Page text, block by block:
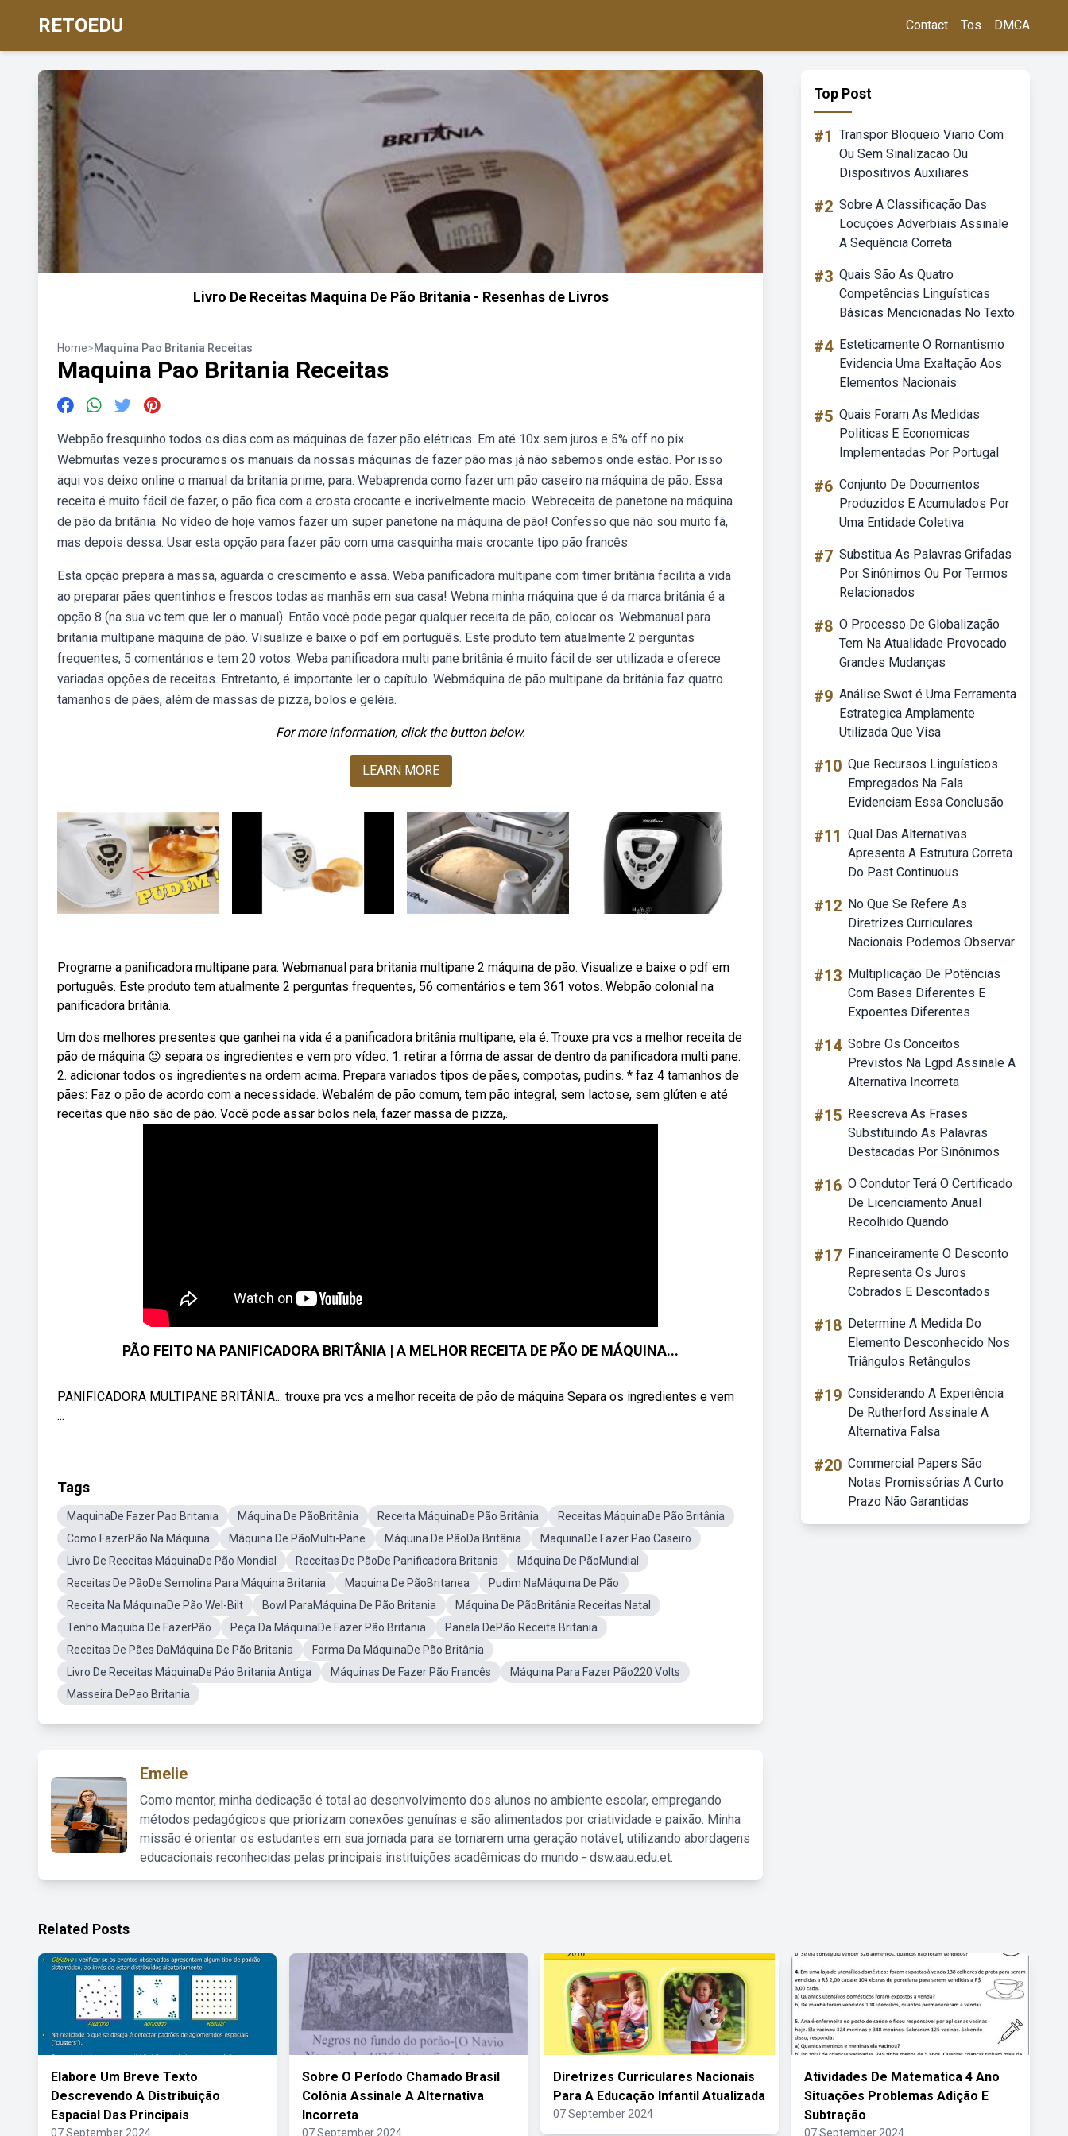
RETOEDU Contact Tos DMCA
Livro De Receitas Maquina De Pão Britania - Resenhas de Livros
Home>Maquina Pao Britania Receitas
Maquina Pao Britania Receitas
Webpão fresquinho todos os dias com as máquinas de fazer pão elétricas. Em até 10x sem juros e 5% off no pix.
Webmuitas vezes procuramos os manuais da nossas máquinas de fazer pão mas já não sabemos onde estão. Por isso
aqui vos deixo online o manual da britania prime, para. Webaprenda como fazer um pão caseiro na máquina de pão. Essa
receita é muito fácil de fazer, o pão fica com a crosta crocante e incrivelmente macio. Webreceita de panetone na máquina
de pão da britânia. No vídeo de hoje vamos fazer um super panetone na máquina de pão! Confesso que não sou muito fã,
mas depois dessa. Usar esta opção para fazer pão com uma casquinha mais crocante tipo pão francês.
Esta opção prepara a massa, aguarda o crescimento e assa. Weba panificadora multipane com timer britânia facilita a vida
ao preparar pães quentinhos e frescos todas as manhãs em sua casa! Webna minha máquina que é da marca britânia é a
opção 8 (na sua vc tem que ler o manual). Então você pode pegar qualquer receita de pão, colocar os. Webmanual para
britania multipane máquina de pão. Visualize e baixe o pdf em português. Este produto tem atualmente 2 perguntas
frequentes, 5 comentários e tem 20 votos. Weba panificadora multi pane britânia é muito fácil de ser utilizada e oferece
variadas opções de receitas. Entretanto, é importante ler o capítulo. Webmáquina de pão multipane da britânia faz quatro
tamanhos de pães, além de massas de pizza, bolos e geléia.
For more information, click the button below.
LEARN MORE
Programe a panificadora multipane para. Webmanual para britania multipane 2 máquina de pão. Visualize e baixe o pdf em
português. Este produto tem atualmente 2 perguntas frequentes, 56 comentários e tem 361 votos. Webpão colonial na
panificadora britânia.
Um dos melhores presentes que ganhei na vida é a panificadora britânia multipane, ela é. Trouxe pra vcs a melhor receita de
pão de máquina 😍 separa os ingredientes e vem pro vídeo. 1. retirar a fôrma de assar de dentro da panificadora multi pane.
2. adicionar todos os ingredientes na ordem acima. Prepara variados tipos de pães, compotas, pudins. * faz 4 tamanhos de
pães: Faz o pão de acordo com a necessidade. Webalém de pão comum, tem pão integral, sem lactose, sem glúten e até
receitas que não são de pão. Você pode assar bolos nela, fazer massa de pizza,.
PÃO FEITO NA PANIFICADORA BRITÂNIA | A MELHOR RECEITA DE PÃO DE MÁQUINA...
PANIFICADORA MULTIPANE BRITÂNIA... trouxe pra vcs a melhor receita de pão de máquina Separa os ingredientes e vem
...
Tags
MaquinaDe Fazer Pao Britania Máquina De PãoBritânia Receita MáquinaDe Pão Britânia
Receitas MáquinaDe Pão Britânia
Como FazerPão Na Máquina
Máquina De PãoMulti-Pane Máquina De PãoDa Britânia
MaquinaDe Fazer Pao Caseiro
Livro De Receitas MáquinaDe Pão Mondial
Receitas De PãoDe Panificadora Britania
Máquina De PãoMundial
Receitas De PãoDe Semolina Para Máquina Britania
Maquina De PãoBritanea
Pudim NaMáquina De Pão
Receita Na MáquinaDe Pão Wel-Bilt
Bowl ParaMáquina De Pão Britania
Máquina De PãoBritânia Receitas Natal
Tenho Maquiba De FazerPão
Peça Da MáquinaDe Fazer Pão Britania
Panela DePão Receita Britania
Receitas De Pães DaMáquina De Pão Britania
Forma Da MáquinaDe Pão Britânia
Livro De Receitas MáquinaDe Páo Britania Antiga
Máquinas De Fazer Pão Francês
Máquina Para Fazer Pão220 Volts
Masseira DePao Britania
Emelie
Como mentor, minha dedicação é total ao desenvolvimento dos alunos no ambiente escolar, empregando
métodos pedagógicos que priorizam conexões genuínas e são alimentados por criatividade e paixão. Minha
missão é orientar os estudantes em sua jornada para se tornarem uma geração notável, utilizando abordagens
educacionais reconhecidas pelas principais instituições acadêmicas do mundo - dsw.aau.edu.et.
Top Post
#1 Transpor Bloqueio Viario Com
Ou Sem Sinalizacao Ou
Dispositivos Auxiliares
#2 Sobre A Classificação Das
Locuções Adverbiais Assinale
A Sequência Correta
#3 Quais São As Quatro
Competências Linguísticas
Básicas Mencionadas No Texto
#4 Esteticamente O Romantismo
Evidencia Uma Exaltação Aos
Elementos Nacionais
#5 Quais Foram As Medidas
Politicas E Economicas
Implementadas Por Portugal
#6 Conjunto De Documentos
Produzidos E Acumulados Por
Uma Entidade Coletiva
#7 Substitua As Palavras Grifadas
Por Sinônimos Ou Por Termos
Relacionados
#8 O Processo De Globalização
Tem Na Atualidade Provocado
Grandes Mudanças
#9 Análise Swot é Uma Ferramenta
Estrategica Amplamente
Utilizada Que Visa
#10 Que Recursos Linguísticos
Empregados Na Fala
Evidenciam Essa Conclusão
#11 Qual Das Alternativas
Apresenta A Estrutura Correta
Do Past Continuous
#12 No Que Se Refere As
Diretrizes Curriculares
Nacionais Podemos Observar
#13 Multiplicação De Potências
Com Bases Diferentes E
Expoentes Diferentes
#14 Sobre Os Conceitos
Previstos Na Lgpd Assinale A
Alternativa Incorreta
#15 Reescreva As Frases
Substituindo As Palavras
Destacadas Por Sinônimos
#16 O Condutor Terá O Certificado
De Licenciamento Anual
Recolhido Quando
#17 Financeiramente O Desconto
Representa Os Juros
Cobrados E Descontados
#18 Determine A Medida Do
Elemento Desconhecido Nos
Triângulos Retângulos
#19 Considerando A Experiência
De Rutherford Assinale A
Alternativa Falsa
#20 Commercial Papers São
Notas Promissórias A Curto
Prazo Não Garantidas
Related Posts
Elabore Um Breve Texto
Descrevendo A Distribuição
Espacial Das Principais
07 September 2024
Sobre O Período Chamado Brasil
Colônia Assinale A Alternativa
Incorreta
07 September 2024
Diretrizes Curriculares Nacionais
Para A Educação Infantil Atualizada
07 September 2024
Atividades De Matematica 4 Ano
Situações Problemas Adição E
Subtração
07 September 2024